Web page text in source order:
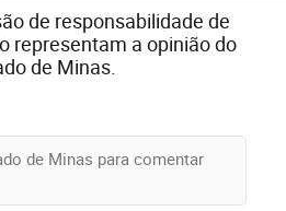
de responsabilidade de
representam a opinião do
de Minas.